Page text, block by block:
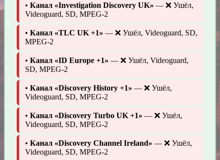
• Канал «Investigation Discovery UK» — ❌ Ушёл,
Videoguard, SD, MPEG-2
• Канал «TLC UK +1» — ❌ Ушёл, Videoguard, SD,
MPEG-2
• Канал «ID Europe +1» — ❌ Ушёл, Videoguard,
SD, MPEG-2
• Канал «Discovery History +1» — ❌ Ушёл,
Videoguard, SD, MPEG-2
• Канал «Discovery Turbo UK +1» — ❌ Ушёл,
Videoguard, SD, MPEG-2
• Канал «Discovery Channel Ireland» — ❌ Ушёл,
Videoguard, SD, MPEG-2